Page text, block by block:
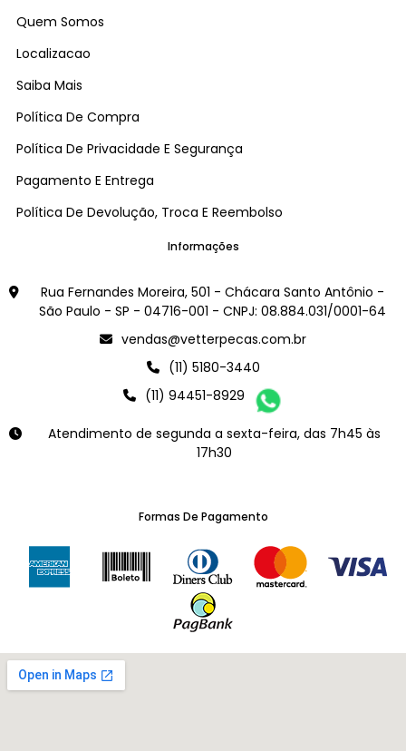
Quem Somos
Localizacao
Saiba Mais
Política De Compra
Política De Privacidade E Segurança
Pagamento E Entrega
Política De Devolução, Troca E Reembolso
Informações
Rua Fernandes Moreira, 501 - Chácara Santo Antônio -
São Paulo - SP - 04716-001 - CNPJ: 08.884.031/0001-64
vendas@vetterpecas.com.br
(11) 5180-3440
(11) 94451-8929
Atendimento de segunda a sexta-feira, das 7h45 às
17h30
Formas De Pagamento